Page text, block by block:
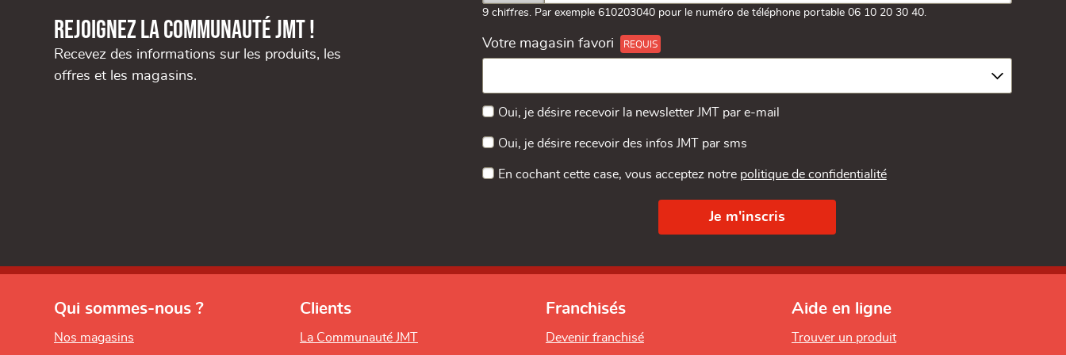
Rejoignez la communauté JMT !
Recevez des informations sur les produits, les
offres et les magasins.
9 chiffres. Par exemple 610203040 pour le numéro de téléphone portable 06 10 20 30 40.
Votre magasin favori
Oui, je désire recevoir la newsletter JMT par e-mail
Oui, je désire recevoir des infos JMT par sms
En cochant cette case, vous acceptez notre politique de confidentialité
Qui sommes-nous ?
Nos magasins
Clients
La Communauté JMT
Franchisés
Devenir franchisé
Aide en ligne
Trouver un produit